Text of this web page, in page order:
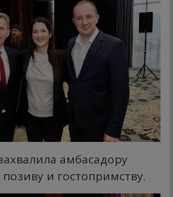
амбасадору
и гостопримству.